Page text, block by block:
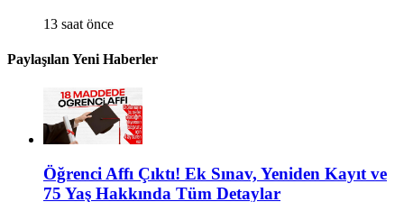
13 saat önce
Paylaşılan Yeni Haberler
Öğrenci Affı Çıktı! Ek Sınav, Yeniden Kayıt ve
75 Yaş Hakkında Tüm Detaylar